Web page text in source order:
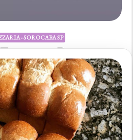
- SOROCABA SP
Pan
3 King Fogazza Pan R. Antônio
– Jardim boa vista, Sorocaba – SP,
Brasil (15) 98187-2324
kingfogazzapan Veja no Google
Maps #King […]
CARDÁPIO